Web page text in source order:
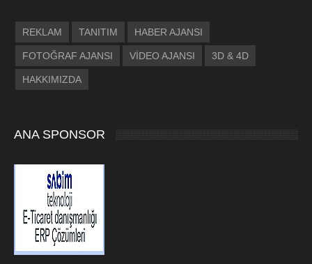
REKLAM TANITIM HABER AJANSI
FOTOĞRAF AJANSI VİDEO AJANSI 3D & 4D
HAKKIMIZDA
ANA SPONSOR